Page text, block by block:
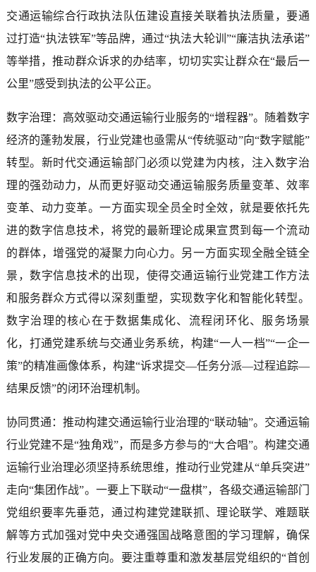
交通运输综合行政执法队伍建设直接关联着执法质量，要通
过打造“执法铁军”等品牌，通过“执法大轮训”“廉洁执法承诺”
等举措，推动群众诉求的办结率，切切实实让群众在“最后一
公里”感受到执法的公平公正。
数字治理：高效驱动交通运输行业服务的“增程器”。随着数字
经济的蓬勃发展，行业党建也亟需从“传统驱动”向“数字赋能”
转型。新时代交通运输部门必须以党建为内核，注入数字治
理的强劲动力，从而更好驱动交通运输服务质量变革、效率
变革、动力变革。一方面实现全员全时全效，就是要依托先
进的数字信息技术，将党的最新理论成果宣贯到每一个流动
的群体，增强党的凝聚力向心力。另一方面实现全融全链全
景，数字信息技术的出现，使得交通运输行业党建工作方法
和服务群众方式得以深刻重塑，实现数字化和智能化转型。
数字治理的核心在于数据集成化、流程闭环化、服务场景
化，打通党建系统与交通业务系统，构建“一人一档”“一企一
策”的精准画像体系，构建“诉求提交—任务分派—过程追踪—
结果反馈”的闭环治理机制。
协同贯通：推动构建交通运输行业治理的“联动轴”。交通运输
行业党建不是“独角戏”，而是多方参与的“大合唱”。构建交通
运输行业治理必须坚持系统思维，推动行业党建从“单兵突进”
走向“集团作战”。一要上下联动“一盘棋”，各级交通运输部门
党组织要率先垂范，通过构建党建联抓、理论联学、难题联
解等方式加强对党中央交通强国战略意图的学习理解，确保
行业发展的正确方向。要注重尊重和激发基层党组织的“首创